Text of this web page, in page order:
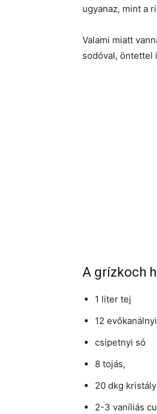
ugyanaz, mint a
Valami miatt
sodóval, öntettel
A grízkoch
1 liter tej
12
csipetnyi só
8 tojás,
20 dkg
2-3 vaníliás